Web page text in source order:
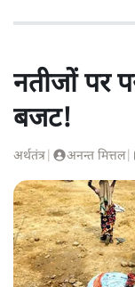
नतीजों पर
बजट!
अर्थतंत्र अनन्त मित्तल|